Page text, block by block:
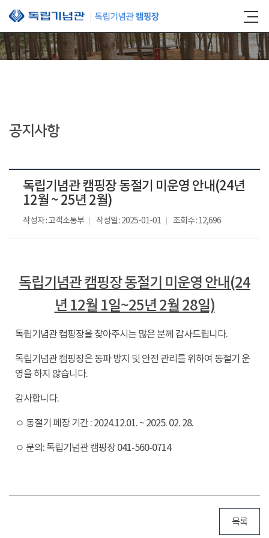
본문 바로가기
공지사항
독립기념관 캠핑장 동절기 미운영 안내(24년
12월 ~ 25년 2월)
작성자 : 고객소통부 작성일 : 2025-01-01 조회수 : 12,696
독립기념관 캠핑장 동절기 미운영 안내(24
년 12월 1일~25년 2월 28일)
독립기념관 캠핑장을 찾아주시는 많은 분께 감사드립니다.
독립기념관 캠핑장은 동파 방지 및 안전 관리를 위하여 동절기 운
영을 하지 않습니다.
감사합니다.
ㅇ 동절기 폐장 기간 : 2024.12.01. ~ 2025. 02. 28.
ㅇ 문의: 독립기념관 캠핑장 041-560-0714
목록